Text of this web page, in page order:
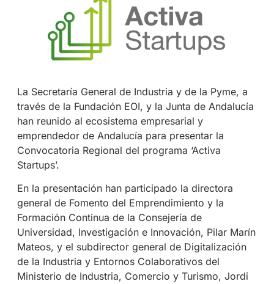
La Secretaría General de Industria y de la Pyme, a
través de la Fundación EOI, y la Junta de Andalucía
han reunido al ecosistema empresarial y
emprendedor de Andalucía para presentar la
Convocatoria Regional del programa ‘Activa
Startups’.
En la presentación han participado la directora
general de Fomento del Emprendimiento y la
Formación Continua de la Consejería de
Universidad, Investigación e Innovación, Pilar Marín
Mateos, y el subdirector general de Digitalización
de la Industria y Entornos Colaborativos del
Ministerio de Industria, Comercio y Turismo, Jordi